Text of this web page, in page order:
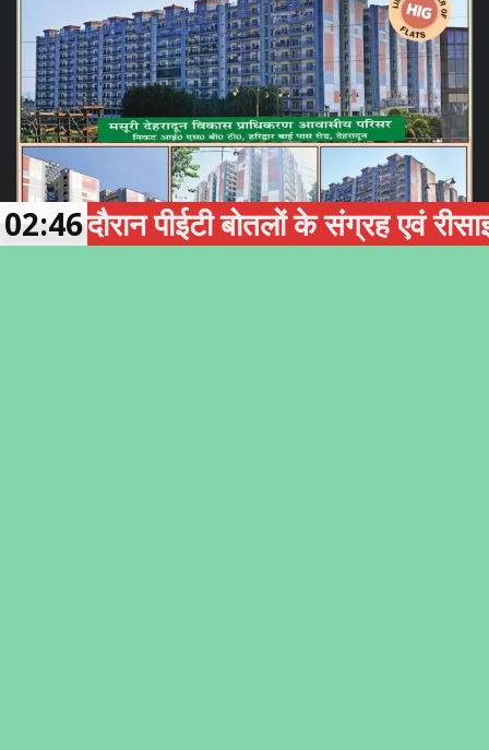
पीईटी बोतलों के संग्रह एवं रीसाइक्लिंग
02:46